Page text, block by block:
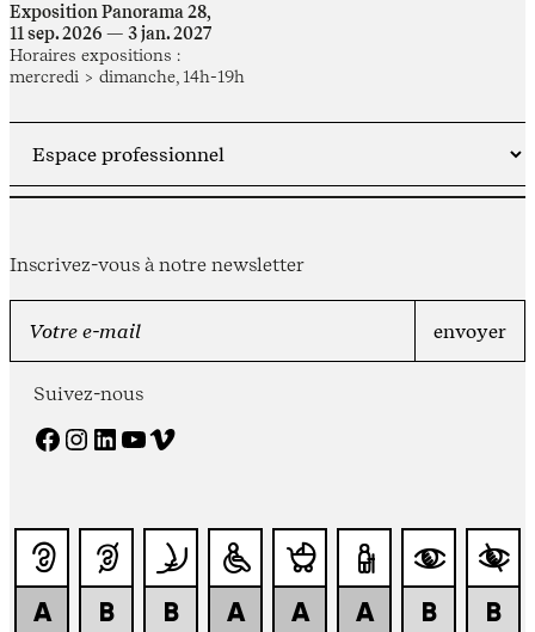
Exposition Panorama 28,
11 sep. 2026 — 3 jan. 2027
Horaires expositions :
mercredi > dimanche, 14h-19h
Inscrivez-vous à notre newsletter
Suivez-nous
Facebook Instagram LinkedIn YouTube Vimeo